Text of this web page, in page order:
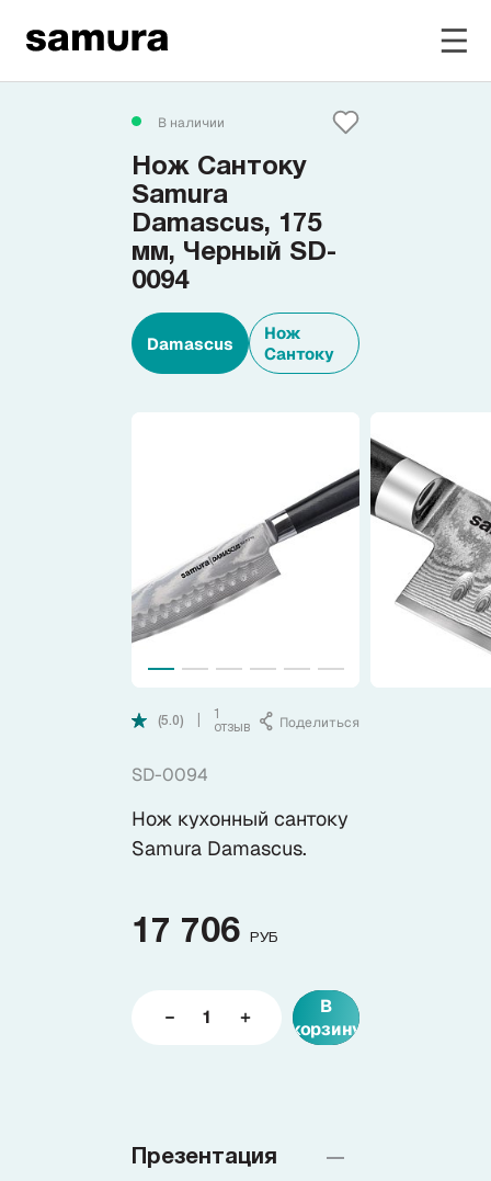
Избранное
Войти в личный кабинет
Смотреть весь каталог
Ножи по видам
Ножи по назначению
Популярные подборки
Аксессуары
В наличии
Нож Сантоку
Samura
Damascus, 175
мм, Черный SD-
0094
Damascus
Нож
Сантоку
(5.0)
1
отзыв
Поделиться
SD-0094
Нож кухонный сантоку
Samura Damascus.
17 706 РУБ
В
корзину
Презентация